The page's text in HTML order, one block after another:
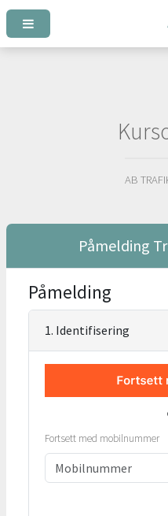
AB
Påmelding
Påmelding
1. Identifisering
Fortsett med mobilnummer